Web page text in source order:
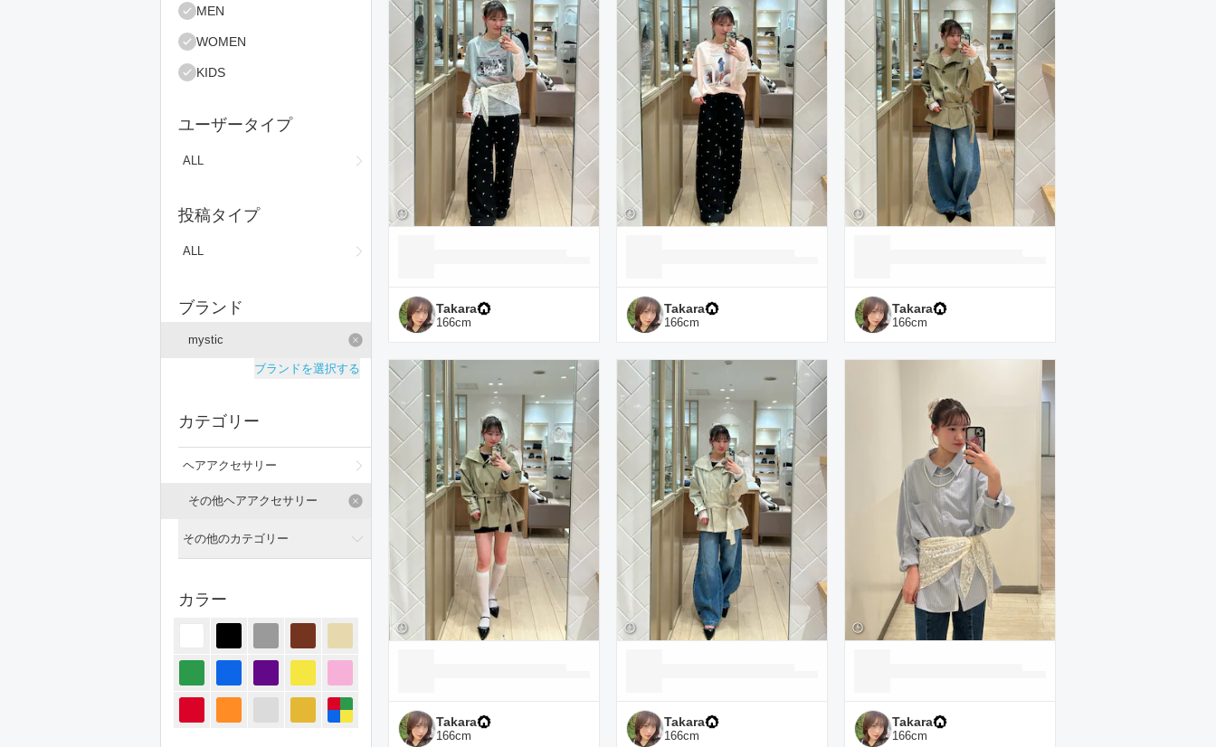
MEN
WOMEN
KIDS
ユーザータイプ
ALL
投稿タイプ
ALL
ブランド
mystic
ブランドを選択する
カテゴリー
ヘアアクセサリー
その他ヘアアクセサリー
その他のカテゴリー
ジャケット/アウター
パンツ
オールインワン・サロペット
カラー
Takara
166cm
Takara
166cm
Takara
166cm
Takara
166cm
Takara
166cm
Takara
166cm